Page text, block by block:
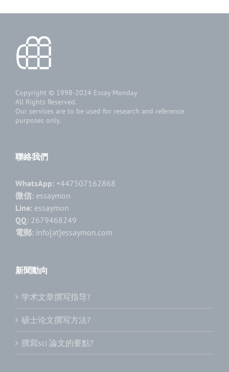
Copyright © 1998-2024 Essay Monday
All Rights Reserved.
Our services are to be used for research and reference
purposes only.
聯絡我們
WhatsApp: +447507162868
微信: essaymon
Line: essaymon
QQ: 2679468249
電郵: info[at]essaymon.com
新聞動向
学术文章撰写指导?
硕士论文撰写方法?
撰寫sci 論文的要點?